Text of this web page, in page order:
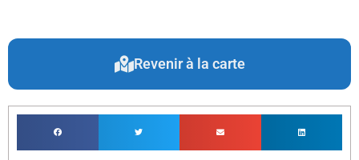
Revenir à la carte